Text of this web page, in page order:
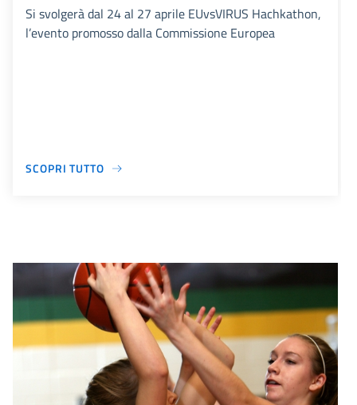
Si svolgerà dal 24 al 27 aprile EUvsVIRUS Hachkathon,
l’evento promosso dalla Commissione Europea
SCOPRI TUTTO